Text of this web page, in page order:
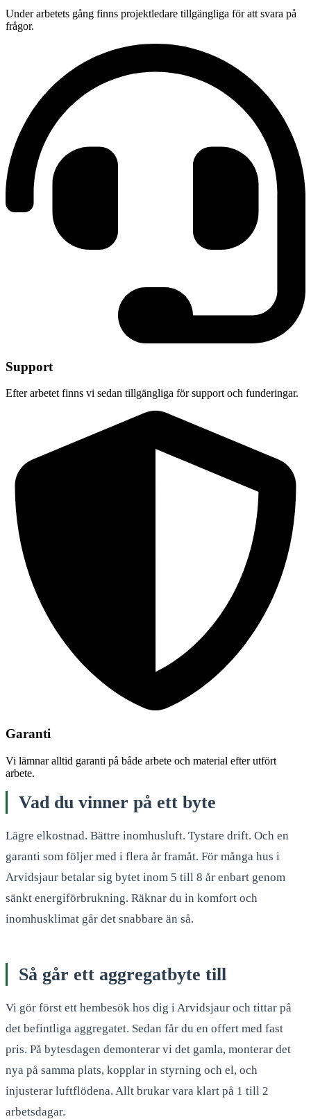
Under arbetets gång finns projektledare tillgängliga för att svara på
frågor.
Support
Efter arbetet finns vi sedan tillgängliga för support och funderingar.
Garanti
Vi lämnar alltid garanti på både arbete och material efter utfört
arbete.
Vad du vinner på ett byte
Lägre elkostnad. Bättre inomhusluft. Tystare drift. Och en
garanti som följer med i flera år framåt. För många hus i
Arvidsjaur betalar sig bytet inom 5 till 8 år enbart genom
sänkt energiförbrukning. Räknar du in komfort och
inomhusklimat går det snabbare än så.
Så går ett aggregatbyte till
Vi gör först ett hembesök hos dig i Arvidsjaur och tittar på
det befintliga aggregatet. Sedan får du en offert med fast
pris. På bytesdagen demonterar vi det gamla, monterar det
nya på samma plats, kopplar in styrning och el, och
injusterar luftflödena. Allt brukar vara klart på 1 till 2
arbetsdagar.